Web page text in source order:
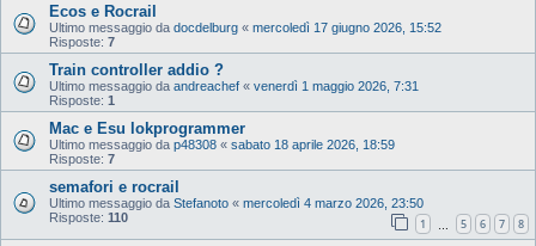
Ecos e Rocrail
Ultimo messaggio da docdelburg « mercoledì 17 giugno 2026, 15:52
Risposte: 7
Train controller addio ?
Ultimo messaggio da andreachef « venerdì 1 maggio 2026, 7:31
Risposte: 1
Mac e Esu lokprogrammer
Ultimo messaggio da p48308 « sabato 18 aprile 2026, 18:59
Risposte: 7
semafori e rocrail
Ultimo messaggio da Stefanoto « mercoledì 4 marzo 2026, 23:50
Risposte: 110 1 5 6 7 8